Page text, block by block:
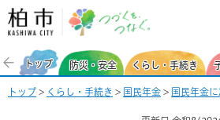
柏市 つづくを、
トップ 防災・安全 くらし・手続き
トップ > くらし・手続き > 国民年金 > 国民年金